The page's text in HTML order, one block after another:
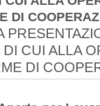
DI
CUI ALLA
DI